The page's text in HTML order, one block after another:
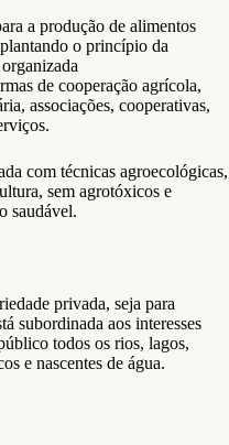
a produção de alimentos
o princípio da
de cooperação agrícola,
associações, cooperativas,
com técnicas agroecológicas,
sem agrotóxicos e
saudável.
privada, seja para
subordinada aos interesses
todos os rios, lagos,
e nascentes de água.